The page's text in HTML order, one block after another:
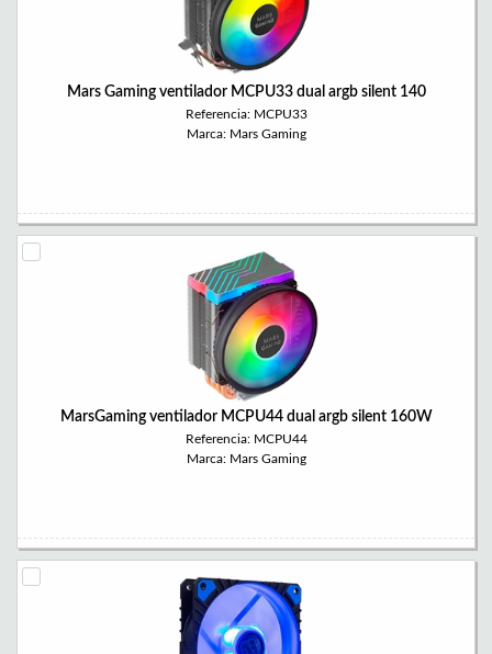
Mars Gaming ventilador MCPU33 dual argb silent 140
Referencia: MCPU33
Marca: Mars Gaming
MarsGaming ventilador MCPU44 dual argb silent 160W
Referencia: MCPU44
Marca: Mars Gaming